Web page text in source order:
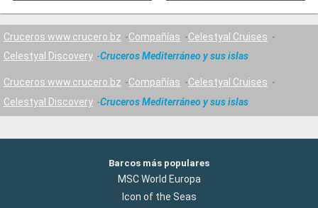
Cruceros www.crucero.bz Compañías
Celestyal Cruises
Celestyal Discovery
Cruceros Mediterráneo y sus islas
Cruceros www.crucero.bz Compañías
Celestyal Cruises
Celestyal Discovery
Cruceros Mediterráneo y sus islas
Barcos más populares
MSC World Europa
Icon of the Seas